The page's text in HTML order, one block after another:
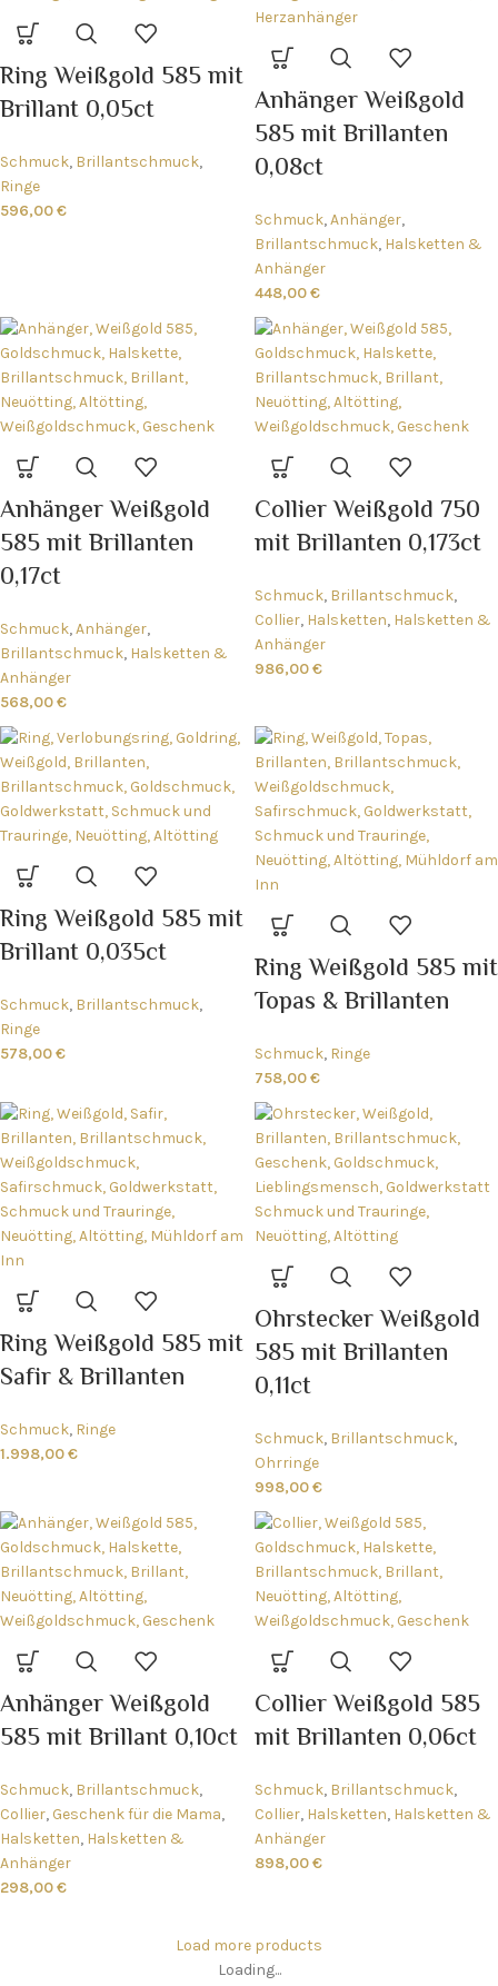
Ring Weißgold 585 mit
Brillant 0,05ct
Schmuck, Brillantschmuck,
Ringe
596,00€
Anhänger Weißgold
585 mit Brillanten
0,08ct
Schmuck,Anhänger,
Brillantschmuck, Halsketten &
Anhänger
448,00€
Anhänger Weißgold
585 mit Brillanten
0,17ct
Schmuck,Anhänger,
Brillantschmuck, Halsketten &
Anhänger
568,00€
Collier Weißgold 750
mit Brillanten 0,173ct
Schmuck, Brillantschmuck,
Collier, Halsketten, Halsketten &
Anhänger
986,00€
Ring Weißgold 585 mit
Brillant 0,035ct
Schmuck, Brillantschmuck,
Ringe
578,00€
Ring Weißgold 585 mit
Topas & Brillanten
Schmuck, Ringe
758,00€
Ring Weißgold 585 mit
Safir & Brillanten
Schmuck, Ringe
1.998,00€
Ohrstecker Weißgold
585 mit Brillanten
0,11ct
Schmuck, Brillantschmuck,
Ohrringe
998,00€
Anhänger Weißgold
585 mit Brillant 0,10ct
Schmuck, Brillantschmuck,
Collier, Geschenk für die Mama,
Halsketten, Halsketten &
Anhänger
298,00€
Collier Weißgold 585
mit Brillanten 0,06ct
Schmuck, Brillantschmuck,
Collier, Halsketten, Halsketten &
Anhänger
898,00€
Load more products
Loading...